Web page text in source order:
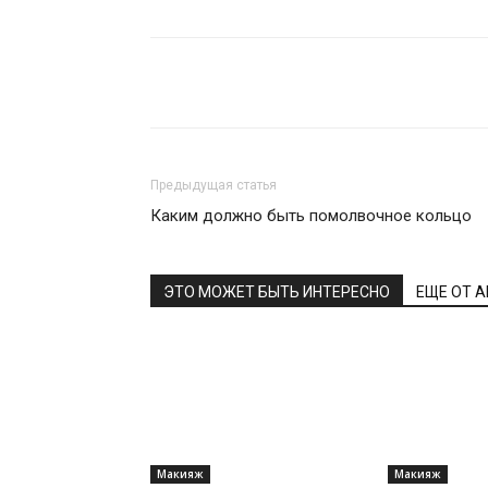
Предыдущая статья
Каким должно быть помолвочное кольцо
ЭТО МОЖЕТ БЫТЬ ИНТЕРЕСНО ЕЩЕ ОТ
Макияж Макияж